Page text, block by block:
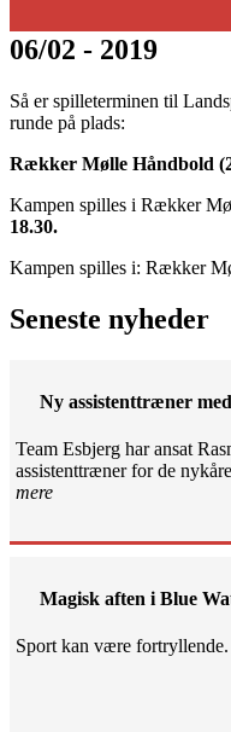
06/02 - 2019
Så er spilleterminen til
runde på plads:
Rækker Mølle Håndbold
Kampen spilles i Rækker
18.30.
Kampen spilles i: Rækker
Seneste nyheder
Ny assistenttræner
Team Esbjerg har ansat
assistenttræner for de
mere
Magisk aften i Blue
Sport kan være